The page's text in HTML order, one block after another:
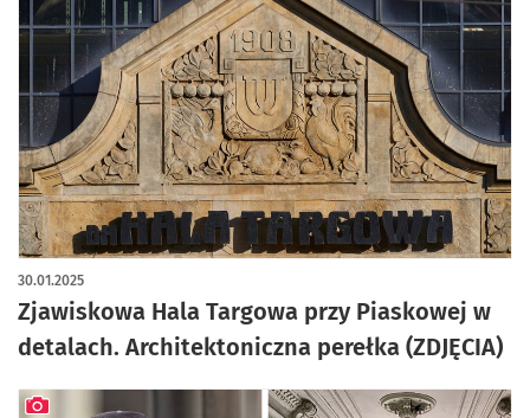
Zjawiskowa Hala Targowa przy Piaskowej w
detalach. Architektoniczna perełka (ZDJĘCIA)
30.01.2025
artykuł z galerią zdjęć